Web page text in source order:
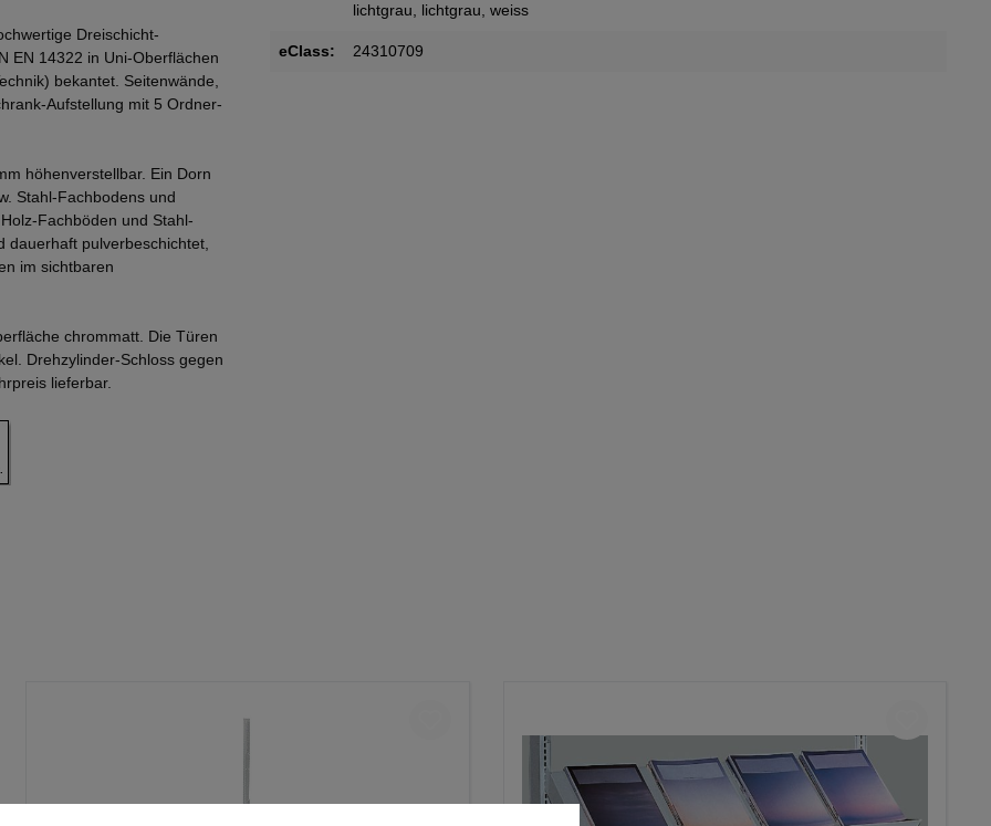
Dreischicht-
EN 14322 in Uni-Oberflächen
bekantet. Seitenwände,
Aufstellung mit 5 Ordner-
höhenverstellbar. Ein Dorn
Stahl-Fachbodens und
Fachböden und Stahl-
dauerhaft pulverbeschichtet,
im sichtbaren
chrommatt. Die Türen
Drehzylinder-Schloss gegen
lieferbar.
lichtgrau, lichtgrau, weiss
eClass: 24310709